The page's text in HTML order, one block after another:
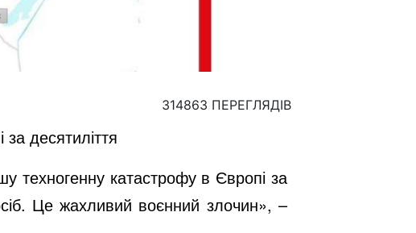
314863 ПЕРЕГЛЯДІВ
десятиліття
техногенну катастрофу в Європі за
Це жахливий воєнний злочин», –